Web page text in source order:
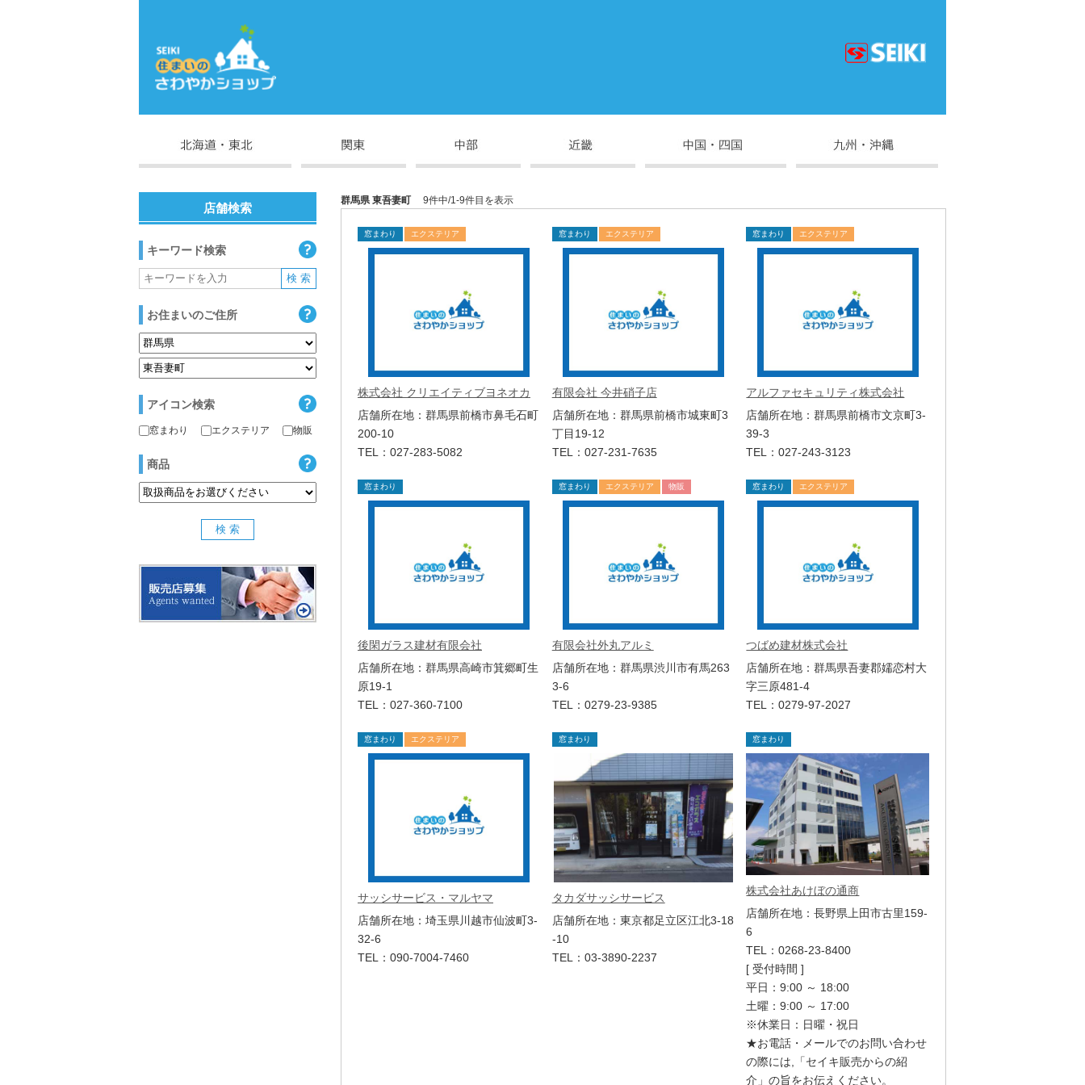
群馬県 東吾妻町 9件中/1-9件目を表示
窓まわり エクステリア
株式会社 クリエイティブヨネオカ
店舗所在地：群馬県前橋市鼻毛石町
200-10
TEL：027-283-5082
窓まわり エクステリア
有限会社 今井硝子店
店舗所在地：群馬県前橋市城東町3
丁目19-12
TEL：027-231-7635
窓まわり エクステリア
アルファセキュリティ株式会社
店舗所在地：群馬県前橋市文京町3-
39-3
TEL：027-243-3123
窓まわり
後閑ガラス建材有限会社
店舗所在地：群馬県高崎市箕郷町生
原19-1
TEL：027-360-7100
窓まわり エクステリア 物販
有限会社外丸アルミ
店舗所在地：群馬県渋川市有馬263
3-6
TEL：0279-23-9385
窓まわり エクステリア
つばめ建材株式会社
店舗所在地：群馬県吾妻郡嬬恋村大
字三原481-4
TEL：0279-97-2027
窓まわり エクステリア
サッシサービス・マルヤマ
店舗所在地：埼玉県川越市仙波町3-
32-6
TEL：090-7004-7460
窓まわり
タカダサッシサービス
店舗所在地：東京都足立区江北3-18
-10
TEL：03-3890-2237
窓まわり
株式会社あけぼの通商
店舗所在地：長野県上田市古里159-
6
TEL：0268-23-8400
[ 受付時間 ]
平日：9:00 ～ 18:00
土曜：9:00 ～ 17:00
※休業日：日曜・祝日
★お電話・メールでのお問い合わせ
の際には,「セイキ販売からの紹
介」の旨をお伝えください。
店舗検索
キーワード検索
お住まいのご住所
アイコン検索
窓まわり エクステリア 物販
商品